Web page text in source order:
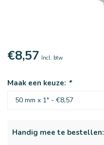
€8,57 Incl. btw
Maak een keuze: *
Handig mee te bestellen: